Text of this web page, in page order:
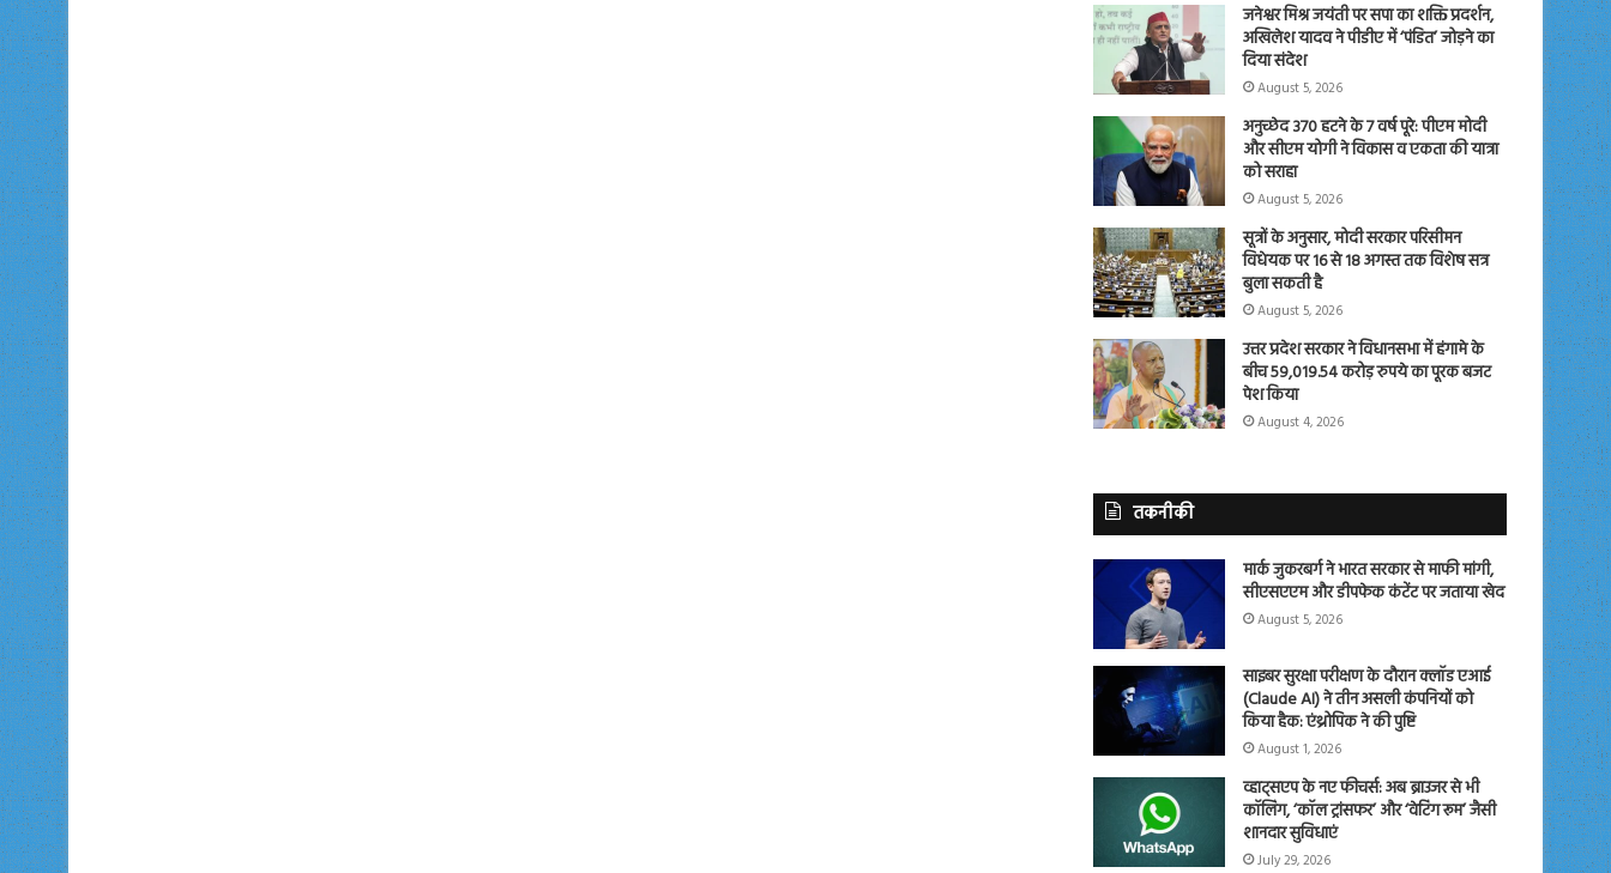
जनेश्वर मिश्र जयंती पर सपा का शक्ति प्रदर्शन,
अखिलेश यादव ने पीडीए में ‘पंडित’ जोड़ने का
दिया संदेश
August 5, 2026
अनुच्छेद 370 हटने के 7 वर्ष पूरे: पीएम मोदी
और सीएम योगी ने विकास व एकता की यात्रा
को सराहा
August 5, 2026
सूत्रों के अनुसार, मोदी सरकार परिसीमन
विधेयक पर 16 से 18 अगस्त तक विशेष सत्र
बुला सकती है
August 5, 2026
उत्तर प्रदेश सरकार ने विधानसभा में हंगामे के
बीच 59,019.54 करोड़ रुपये का पूरक बजट
पेश किया
August 4, 2026
तकनीकी
मार्क जुकरबर्ग ने भारत सरकार से माफी मांगी,
सीएसएएम और डीपफेक कंटेंट पर जताया खेद
August 5, 2026
साइबर सुरक्षा परीक्षण के दौरान क्लॉड एआई
(Claude AI) ने तीन असली कंपनियों को
किया हैक: एंथ्रोपिक ने की पुष्टि
August 1, 2026
व्हाट्सएप के नए फीचर्स: अब ब्राउजर से भी
कॉलिंग, ‘कॉल ट्रांसफर’ और ‘वेटिंग रूम’ जैसी
शानदार सुविधाएं
July 29, 2026